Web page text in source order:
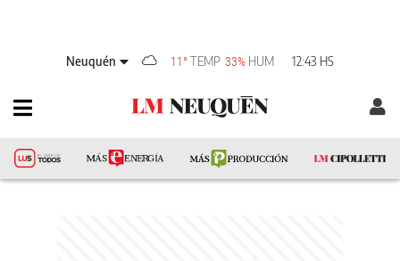
Neuquén 11° TEMP 33% HUM 12:43 HS